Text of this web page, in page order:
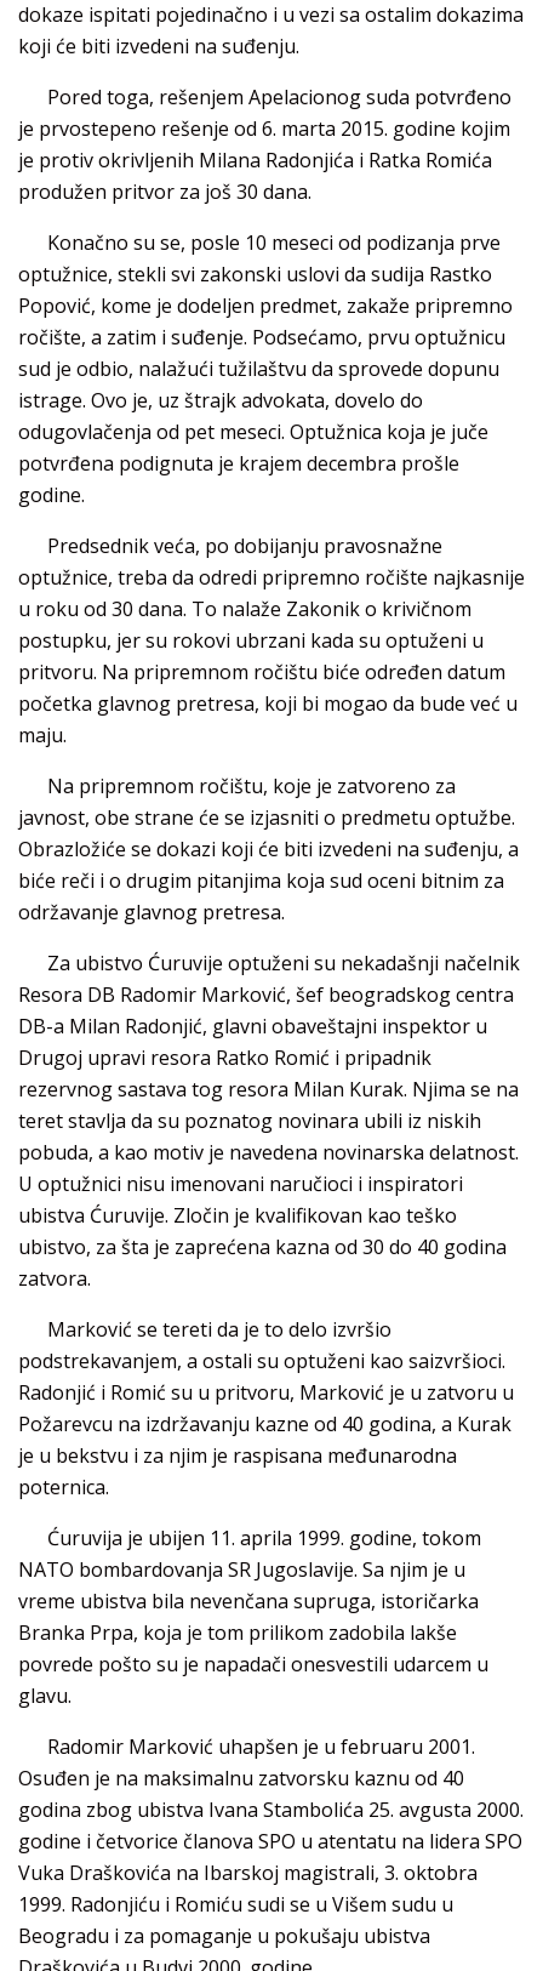
dokaze ispitati pojedinačno i u vezi sa ostalim dokazima
koji će biti izvedeni na suđenju.
Pored toga, rešenjem Apelacionog suda potvrđeno
je prvostepeno rešenje od 6. marta 2015. godine kojim
je protiv okrivljenih Milana Radonjića i Ratka Romića
produžen pritvor za još 30 dana.
Konačno su se, posle 10 meseci od podizanja prve
optužnice, stekli svi zakonski uslovi da sudija Rastko
Popović, kome je dodeljen predmet, zakaže pripremno
ročište, a zatim i suđenje. Podsećamo, prvu optužnicu
sud je odbio, nalažući tužilaštvu da sprovede dopunu
istrage. Ovo je, uz štrajk advokata, dovelo do
odugovlačenja od pet meseci. Optužnica koja je juče
potvrđena podignuta je krajem decembra prošle
godine.
Predsednik veća, po dobijanju pravosnažne
optužnice, treba da odredi pripremno ročište najkasnije
u roku od 30 dana. To nalaže Zakonik o krivičnom
postupku, jer su rokovi ubrzani kada su optuženi u
pritvoru. Na pripremnom ročištu biće određen datum
početka glavnog pretresa, koji bi mogao da bude već u
maju.
Na pripremnom ročištu, koje je zatvoreno za
javnost, obe strane će se izjasniti o predmetu optužbe.
Obrazložiće se dokazi koji će biti izvedeni na suđenju, a
biće reči i o drugim pitanjima koja sud oceni bitnim za
održavanje glavnog pretresa.
Za ubistvo Ćuruvije optuženi su nekadašnji načelnik
Resora DB Radomir Marković, šef beogradskog centra
DB-a Milan Radonjić, glavni obaveštajni inspektor u
Drugoj upravi resora Ratko Romić i pripadnik
rezervnog sastava tog resora Milan Kurak. Njima se na
teret stavlja da su poznatog novinara ubili iz niskih
pobuda, a kao motiv je navedena novinarska delatnost.
U optužnici nisu imenovani naručioci i inspiratori
ubistva Ćuruvije. Zločin je kvalifikovan kao teško
ubistvo, za šta je zaprećena kazna od 30 do 40 godina
zatvora.
Marković se tereti da je to delo izvršio
podstrekavanjem, a ostali su optuženi kao saizvršioci.
Radonjić i Romić su u pritvoru, Marković je u zatvoru u
Požarevcu na izdržavanju kazne od 40 godina, a Kurak
je u bekstvu i za njim je raspisana međunarodna
poternica.
Ćuruvija je ubijen 11. aprila 1999. godine, tokom
NATO bombardovanja SR Jugoslavije. Sa njim je u
vreme ubistva bila nevenčana supruga, istoričarka
Branka Prpa, koja je tom prilikom zadobila lakše
povrede pošto su je napadači onesvestili udarcem u
glavu.
Radomir Marković uhapšen je u februaru 2001.
Osuđen je na maksimalnu zatvorsku kaznu od 40
godina zbog ubistva Ivana Stambolića 25. avgusta 2000.
godine i četvorice članova SPO u atentatu na lidera SPO
Vuka Draškovića na Ibarskoj magistrali, 3. oktobra
1999. Radonjiću i Romiću sudi se u Višem sudu u
Beogradu i za pomaganje u pokušaju ubistva